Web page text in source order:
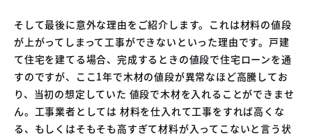
そして最後に意外な理由をご紹介します。これは材料の値段
が上がってしまって工事ができないといった理由です。戸建
て住宅を建てる場合、完成するときの値段で住宅ローンを通
すのですが、ここ1年で木材の値段が異常なほど高騰してお
り、当初の想定していた 値段で木材を入れることができませ
ん。工事業者としては 材料を仕入れて工事をすれば高くな
る、もしくはそもそも高すぎて材料が入ってこないと言う状